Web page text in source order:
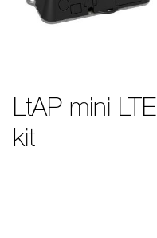
LtAP mini LTE
kit